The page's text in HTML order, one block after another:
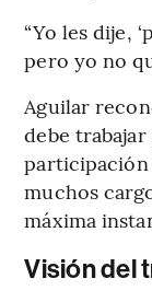
“Yo les dije,
pero yo no
Aguilar
debe
participación
muchos
máxima
Visión del